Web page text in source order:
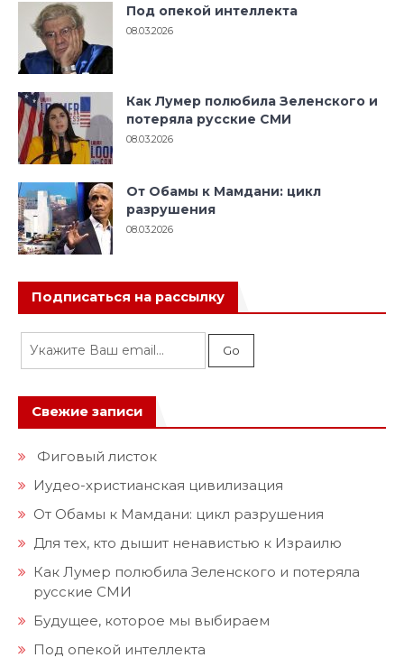
Под опекой интеллекта
08.03.2026
Как Лумер полюбила Зеленского и
потеряла русские СМИ
08.03.2026
От Обамы к Мамдани: цикл
разрушения
08.03.2026
Подписаться на рассылку
Свежие записи
Фиговый листок
Иудео-христианская цивилизация
От Обамы к Мамдани: цикл разрушения
Для тех, кто дышит ненавистью к Израилю
Как Лумер полюбила Зеленского и потеряла
русские СМИ
Будущее, которое мы выбираем
Под опекой интеллекта